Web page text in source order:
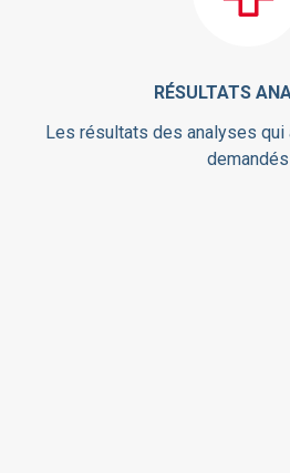
RÉSULTATS
Les résultats des analyses qui
demandés